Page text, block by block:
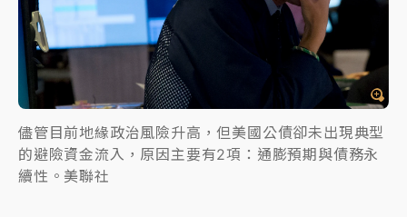
儘管目前地緣政治風險升高，但美國公債卻未出現典型
的避險資金流入，原因主要有2項：通膨預期與債務永
續性。美聯社